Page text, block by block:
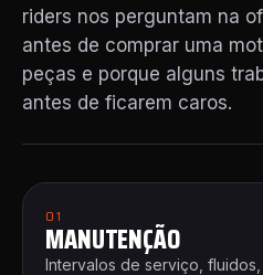
riders nos perguntam na
antes de comprar uma
peças e porque alguns
antes de ficarem caros.
01
MANUTENÇÃO
Intervalos de serviço,